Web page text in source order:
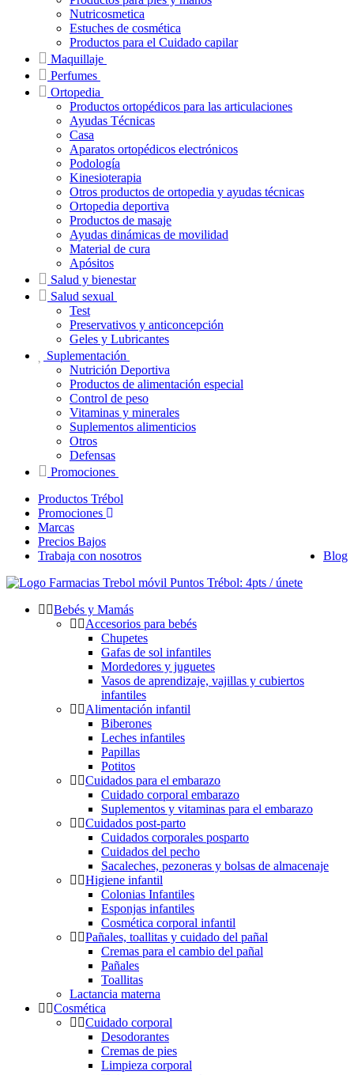
Nutricosmetica
Estuches de cosmética
Productos para el Cuidado capilar
Maquillaje
Perfumes
Ortopedia
Productos ortopédicos para las articulaciones
Ayudas Técnicas
Casa
Aparatos ortopédicos electrónicos
Podología
Kinesioterapia
Otros productos de ortopedia y ayudas técnicas
Ortopedia deportiva
Productos de masaje
Ayudas dinámicas de movilidad
Material de cura
Apósitos
Salud y bienestar
Salud sexual
Test
Preservativos y anticoncepción
Geles y Lubricantes
Suplementación
Nutrición Deportiva
Productos de alimentación especial
Control de peso
Vitaminas y minerales
Suplementos alimenticios
Otros
Defensas
Promociones
Productos Trébol
Promociones
Marcas
Precios Bajos
Blog
Trabaja con nosotros
Puntos Trébol: 4pts / únete
Bebés y Mamás
Accesorios para bebés
Chupetes
Gafas de sol infantiles
Mordedores y juguetes
Vasos de aprendizaje, vajillas y cubiertos
infantiles
Alimentación infantil
Biberones
Leches infantiles
Papillas
Potitos
Cuidados para el embarazo
Cuidado corporal embarazo
Suplementos y vitaminas para el embarazo
Cuidados post-parto
Cuidados corporales posparto
Cuidados del pecho
Sacaleches, pezoneras y bolsas de almacenaje
Higiene infantil
Colonias Infantiles
Esponjas infantiles
Cosmética corporal infantil
Pañales, toallitas y cuidado del pañal
Cremas para el cambio del pañal
Pañales
Toallitas
Lactancia materna
Cosmética
Cuidado corporal
Desodorantes
Cremas de pies
Limpieza corporal